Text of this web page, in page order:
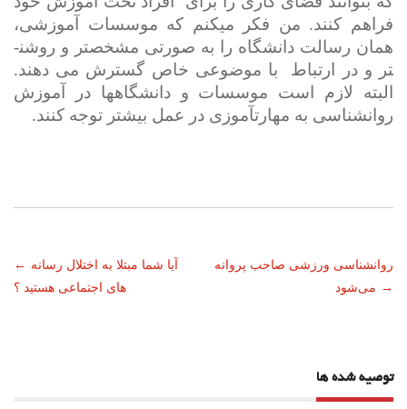
فراهم کنند. من فکر می­کنم که موسسات آموزشی،
همان رسالت دانشگاه را به صورتی مشخص­تر و روشن­
تر و در ارتباط
با موضوعی خاص گسترش می دهند.
البته لازم است موسسات و دانشگاهها در آموزش
روانشناسی به مهارت­آموزی در عمل بیشتر توجه کنند.
ناوبری
نوشته
← آیا شما مبتلا به اختلال رسانه
های اجتماعی هستید ؟
روانشناسی ورزشی صاحب پروانه
می‌شود →
توصیه شده ها